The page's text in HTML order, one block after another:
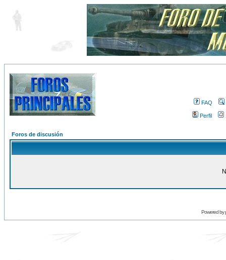
FAQ
Perfil
Foros de discusión
Powered by